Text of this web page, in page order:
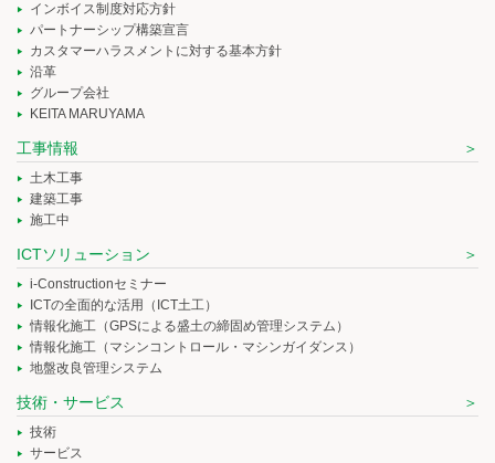
インボイス制度対応方針
パートナーシップ構築宣言
カスタマーハラスメントに対する基本方針
沿革
グループ会社
KEITA MARUYAMA
工事情報
土木工事
建築工事
施工中
ICTソリューション
i-Constructionセミナー
ICTの全面的な活用（ICT土工）
情報化施工（GPSによる盛土の締固め管理システム）
情報化施工（マシンコントロール・マシンガイダンス）
地盤改良管理システム
技術・サービス
技術
サービス